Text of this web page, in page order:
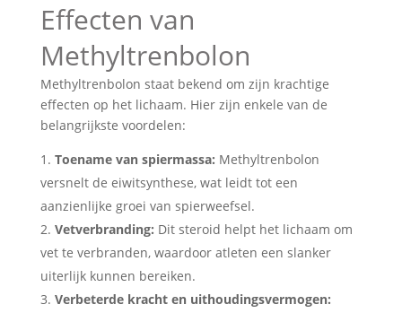
Effecten van
Methyltrenbolon
Methyltrenbolon staat bekend om zijn krachtige
effecten op het lichaam. Hier zijn enkele van de
belangrijkste voordelen:
Toename van spiermassa: Methyltrenbolon
versnelt de eiwitsynthese, wat leidt tot een
aanzienlijke groei van spierweefsel.
Vetverbranding: Dit steroid helpt het lichaam om
vet te verbranden, waardoor atleten een slanker
uiterlijk kunnen bereiken.
Verbeterde kracht en uithoudingsvermogen: